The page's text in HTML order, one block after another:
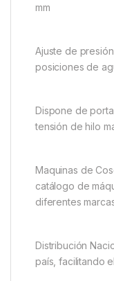
mm
Ajuste de
posiciones de
Dispone de
tensión de hilo
Maquinas de
catálogo de
diferentes
Distribución
país, facilitando